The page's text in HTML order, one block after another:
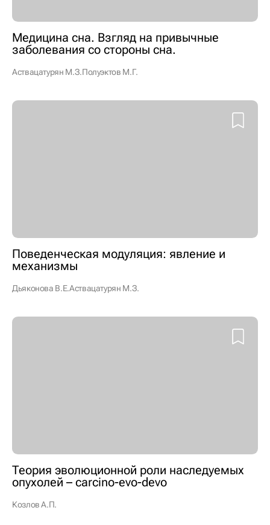
Медицина сна. Взгляд на привычные
заболевания со стороны сна.
Аствацатурян М.З.Полуэктов М.Г.
Поведенческая модуляция: явление и
механизмы
Дьяконова В.Е.Аствацатурян М.З.
Теория эволюционной роли наследуемых
опухолей – carcino-evo-devo
Козлов А.П.